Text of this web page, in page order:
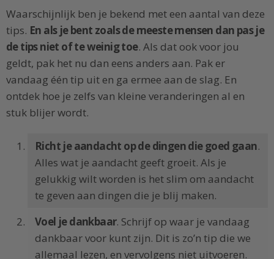
Waarschijnlijk ben je bekend met een aantal van deze
tips. En als je bent zoals de meeste mensen dan pas je
de tips niet of te weinig toe. Als dat ook voor jou
geldt, pak het nu dan eens anders aan. Pak er
vandaag één tip uit en ga ermee aan de slag. En
ontdek hoe je zelfs van kleine veranderingen al en
stuk blijer wordt.
Richt je aandacht op de dingen die goed gaan.
Alles wat je aandacht geeft groeit. Als je
gelukkig wilt worden is het slim om aandacht
te geven aan dingen die je blij maken.
Voel je dankbaar. Schrijf op waar je vandaag
dankbaar voor kunt zijn. Dit is zo’n tip die we
allemaal lezen, en vervolgens niet uitvoeren.